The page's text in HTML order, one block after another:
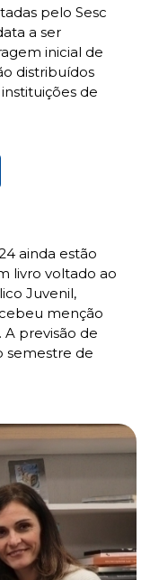
pelo Sesc
a ser
inicial de
distribuídos
de
ainda estão
livro voltado ao
Juvenil,
menção
previsão de
semestre de